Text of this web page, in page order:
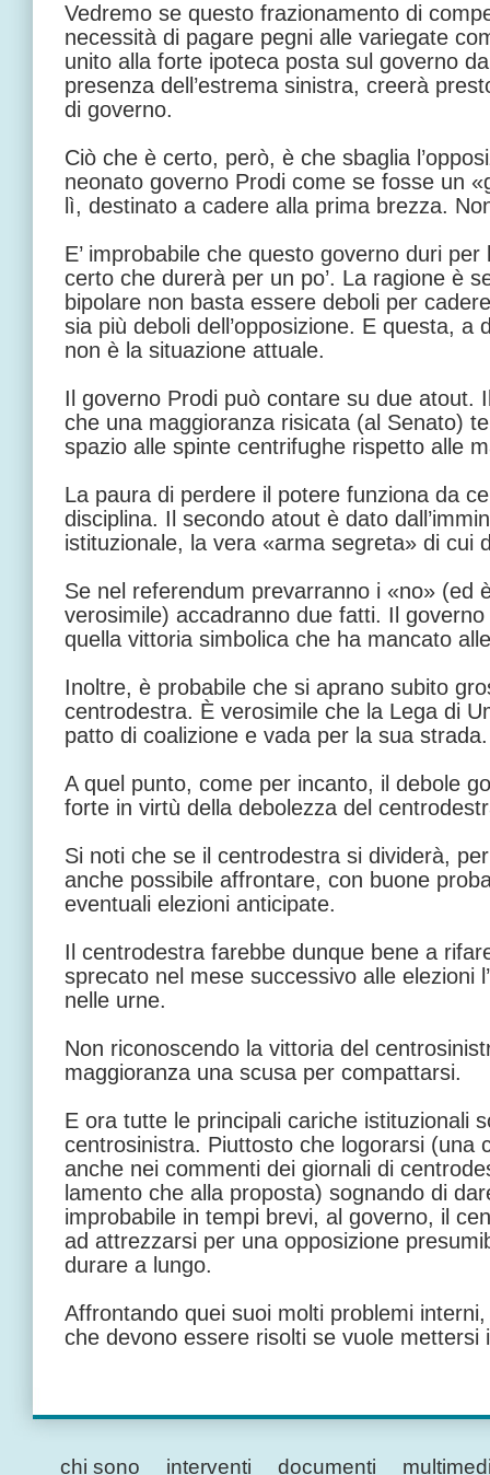
Vedremo se questo frazionamento di
necessità di pagare pegni alle variegate
unito alla forte ipoteca posta sul governo
presenza dell’estrema sinistra, creerà
di governo.
Ciò che è certo, però, è che sbaglia
neonato governo Prodi come se fosse un
lì, destinato a cadere alla prima brezza.
E’ improbabile che questo governo duri per
certo che durerà per un po’. La ragione è
bipolare non basta essere deboli per
sia più deboli dell’opposizione. E questa, a
non è la situazione attuale.
Il governo Prodi può contare su due atout.
che una maggioranza risicata (al Senato)
spazio alle spinte centrifughe rispetto alle
La paura di perdere il potere funziona da
disciplina. Il secondo atout è dato
istituzionale, la vera «arma segreta» di cui
Se nel referendum prevarranno i «no» (ed
verosimile) accadranno due fatti. Il
quella vittoria simbolica che ha mancato
Inoltre, è probabile che si aprano subito
centrodestra. È verosimile che la Lega di
patto di coalizione e vada per la sua strada.
A quel punto, come per incanto, il debole
forte in virtù della debolezza del
Si noti che se il centrodestra si dividerà,
anche possibile affrontare, con buone
eventuali elezioni anticipate.
Il centrodestra farebbe dunque bene a
sprecato nel mese successivo alle elezioni
nelle urne.
Non riconoscendo la vittoria del
maggioranza una scusa per compattarsi.
E ora tutte le principali cariche istituzionali
centrosinistra. Piuttosto che logorarsi (una
anche nei commenti dei giornali di
lamento che alla proposta) sognando di
improbabile in tempi brevi, al governo, il
ad attrezzarsi per una opposizione
durare a lungo.
Affrontando quei suoi molti problemi
che devono essere risolti se vuole mettersi
chi sono interventi documenti